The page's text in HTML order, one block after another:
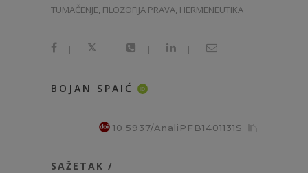
TUMAČENJE, FILOZOFIJA PRAVA, HERMENEUTIKA
| | | |
BOJAN SPAIĆ ID
10.5937/AnaliPFB1401131S
SAŽETAK /